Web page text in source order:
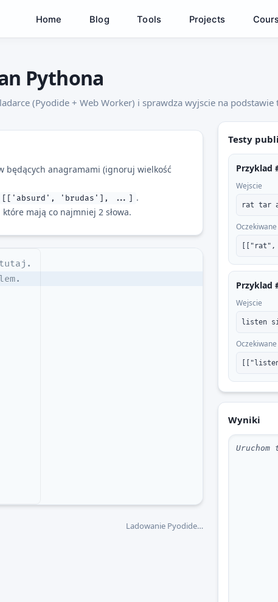
Home Blog Tools Projects
Pythona
(Pyodide + Web Worker) i sprawdza wyjscie na podstawie
będących anagramami (ignoruj wielkość
[['absurd', 'brudas'], ...] .
mają co najmniej 2 słowa.
tutaj.
Ladowanie Pyodide…
Testy
Przyklad
Wejscie
rat tar
Przyklad
Wejscie
listen
Wyniki